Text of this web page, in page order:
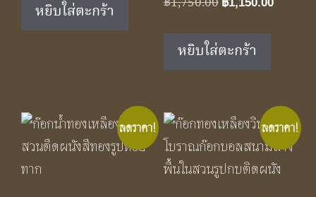
฿1,650.00.
หยิบใส่ตะกร้า
was:
฿1,750.00.
หยิบใส่ตะกร้า
ลดราคา! ลดราคา!